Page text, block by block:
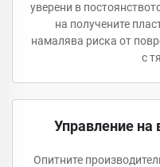
уверени в
на получените
намалява риска от
с
Управление на
Опитните